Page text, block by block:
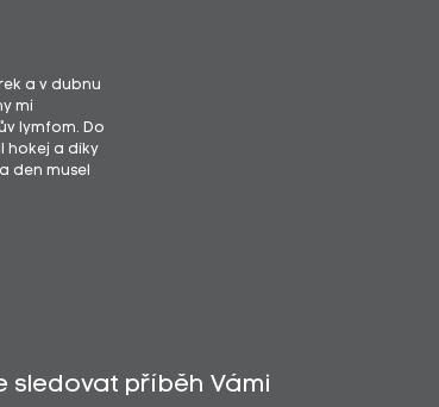
a v dubnu
mi
lymfom. Do
hokej a díky
den musel
sledovat příběh Vámi